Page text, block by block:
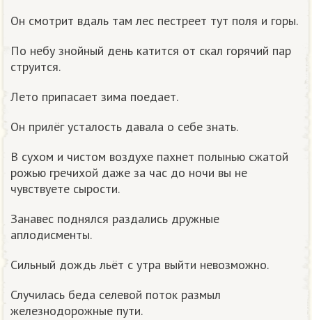
Он смотрит вдаль там лес пестреет тут поля и горы.
По небу знойный день катится от скал горячий пар
струится.
Лето припасает зима поедает.
Он прилёг усталость давала о себе знать.
В сухом и чистом воздухе пахнет полынью сжатой
рожью гречихой даже за час до ночи вы не
чувствуете сырости.
Занавес поднялся раздались дружные
аплодисменты.
Сильный дождь льёт с утра выйти невозможно.
Случилась беда селевой поток размыл
железнодорожные пути.